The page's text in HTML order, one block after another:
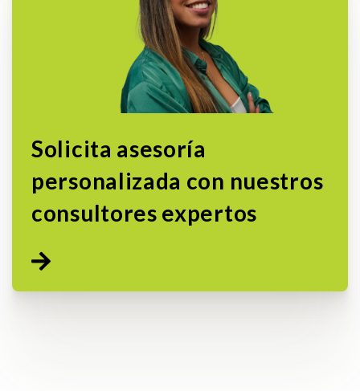
Solicita asesoría
personalizada con nuestros
consultores expertos